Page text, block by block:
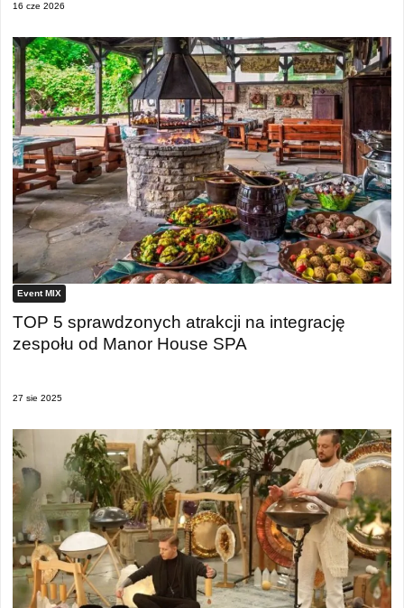
16 cze 2026
Event MIX
TOP 5 sprawdzonych atrakcji na integrację
zespołu od Manor House SPA
27 sie 2025